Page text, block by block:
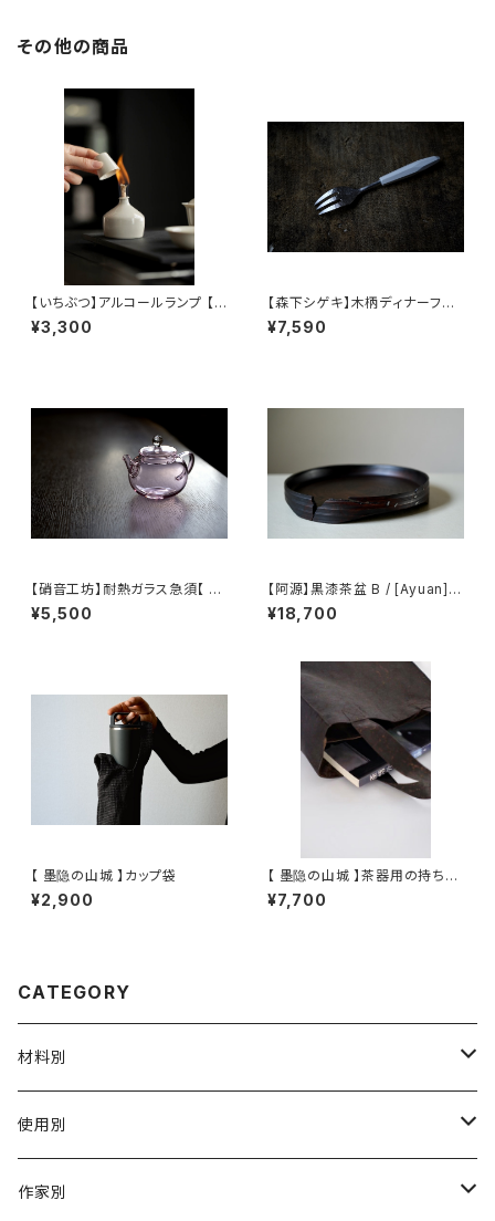
その他の商品
【いちぶつ】アルコールランプ 【 i
chibutu 】Alcohol Lamp
¥3,300
【森下シゲキ】木柄ディナーフォ
ーク /【Shigeki Morishita】w
ooden-handle dinner fork
¥7,590
【硝音工坊】耐熱ガラス急須【 Sh
ione Studio】Borosilicate g
lass teapot
¥5,500
【阿源】黒漆茶盆 B / [Ayuan] B
lack Lacquer Tea Tray B
¥18,700
【 墨隐の山城 】カップ袋
¥2,900
【 墨隐の山城 】茶器用の持ち手
袋(香雲紗)
¥7,700
CATEGORY
材料別
陶磁器
ガラス
使用別
茶壺 急须 土瓶
作家別